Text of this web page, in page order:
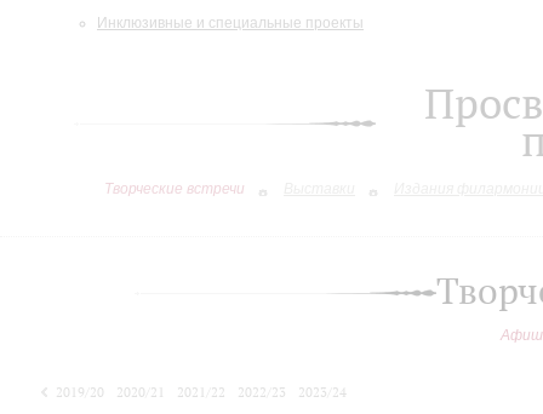
Инклюзивные и специальные проекты
Творческие встречи
2019/20 2020/21 2021/22 2022/23
2023/24